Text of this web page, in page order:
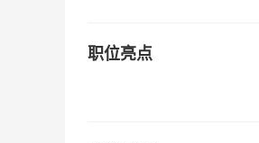
职位亮点